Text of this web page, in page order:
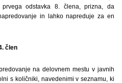
odstavka 8. člena, prizna, da
in lahko napreduje za en
člen
na delovnem mestu v javnih
s količniki, navedenimi v seznamu, ki